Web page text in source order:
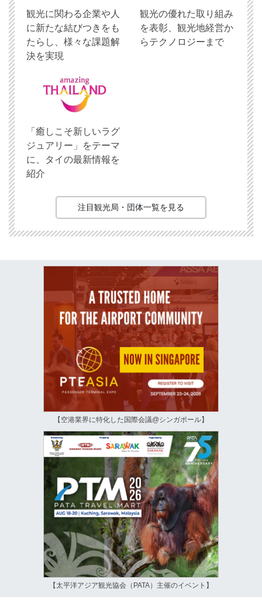
観光に関わる企業や人
に新たな結びつきをも
たらし、様々な課題解
決を実現
観光の優れた取り組み
を表彰、観光地経営か
らテクノロジーまで
「癒しこそ新しいラグ
ジュアリー」をテーマ
に、タイの最新情報を
紹介
注目観光局・団体一覧を見る
【空港業界に特化した国際会議@シンガポール】
【太平洋アジア観光協会（PATA）主催のイベント】